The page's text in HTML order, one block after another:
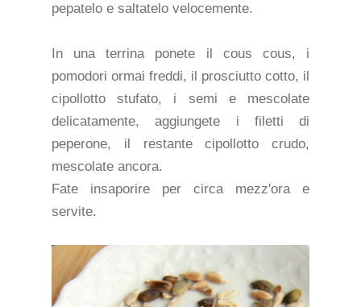
pepatelo e saltatelo velocemente.
In una terrina ponete il cous cous, i
pomodori ormai freddi, il prosciutto cotto, il
cipollotto stufato, i semi e mescolate
delicatamente, aggiungete i filetti di
peperone, il restante cipollotto crudo,
mescolate ancora.
Fate insaporire per circa mezz'ora e
servite.